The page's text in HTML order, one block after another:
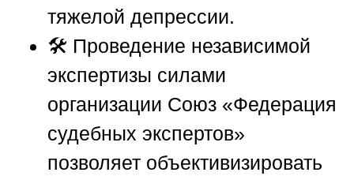
тяжелой депрессии.
🛠️ Проведение независимой
экспертизы силами
организации Союз «Федерация
судебных экспертов»
позволяет объективизировать